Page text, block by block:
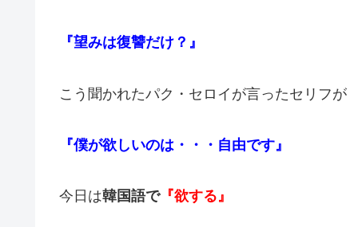
『望みは復讐だけ？』
こう聞かれたパク・セロイが言ったセリフが
『僕が欲しいのは・・・自由です』
今日は韓国語で『欲する』